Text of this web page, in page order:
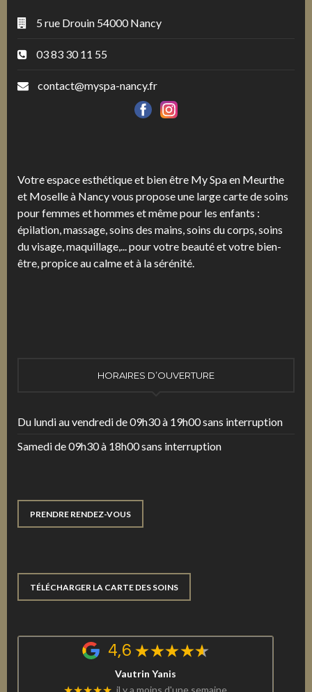
5 rue Drouin 54000 Nancy
03 83 30 11 55
contact@myspa-nancy.fr
Votre espace esthétique et bien être My Spa en Meurthe
et Moselle à Nancy vous propose une large carte de soins
pour femmes et hommes et même pour les enfants :
épilation, massage, soins des mains, soins du corps, soins
du visage, maquillage,... pour votre beauté et votre bien-
être, propice au calme et à la sérénité.
HORAIRES D’OUVERTURE
Du lundi au vendredi de 09h30 à 19h00 sans interruption
Samedi de 09h30 à 18h00 sans interruption
PRENDRE RENDEZ-VOUS
TÉLÉCHARGER LA CARTE DES SOINS
4,6
Vautrin Yanis
il y a moins d'une semaine